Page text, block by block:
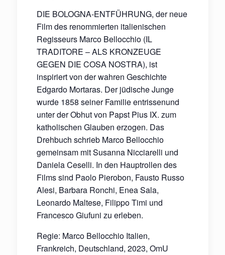
DIE BOLOGNA-ENTFÜHRUNG, der neue
Film des renommierten italienischen
Regisseurs Marco Bellocchio (IL
TRADITORE – ALS KRONZEUGE
GEGEN DIE COSA NOSTRA), ist
inspiriert von der wahren Geschichte
Edgardo Mortaras. Der jüdische Junge
wurde 1858 seiner Familie entrissenund
unter der Obhut von Papst Pius IX. zum
katholischen Glauben erzogen. Das
Drehbuch schrieb Marco Bellocchio
gemeinsam mit Susanna Nicciarelli und
Daniela Ceselli. In den Hauptrollen des
Films sind Paolo Pierobon, Fausto Russo
Alesi, Barbara Ronchi, Enea Sala,
Leonardo Maltese, Filippo Timi und
Francesco Giufuni zu erleben.
Regie: Marco Bellocchio Italien,
Frankreich, Deutschland, 2023, OmU